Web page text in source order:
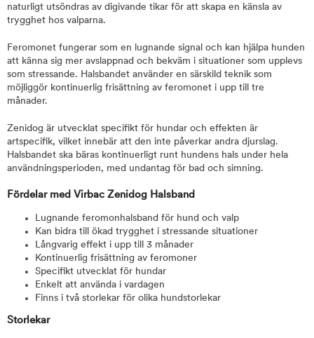
naturligt utsöndras av digivande tikar för att skapa en känsla av
trygghet hos valparna.
Feromonet fungerar som en lugnande signal och kan hjälpa hunden
att känna sig mer avslappnad och bekväm i situationer som upplevs
som stressande. Halsbandet använder en särskild teknik som
möjliggör kontinuerlig frisättning av feromonet i upp till tre
månader.
Zenidog är utvecklat specifikt för hundar och effekten är
artspecifik, vilket innebär att den inte påverkar andra djurslag.
Halsbandet ska bäras kontinuerligt runt hundens hals under hela
användningsperioden, med undantag för bad och simning.
Fördelar med Virbac Zenidog Halsband
Lugnande feromonhalsband för hund och valp
Kan bidra till ökad trygghet i stressande situationer
Långvarig effekt i upp till 3 månader
Kontinuerlig frisättning av feromoner
Specifikt utvecklat för hundar
Enkelt att använda i vardagen
Finns i två storlekar för olika hundstorlekar
Storlekar